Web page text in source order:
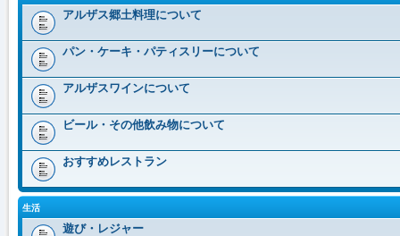
アルザス郷土料理について
パン・ケーキ・パティスリーについて
アルザスワインについて
ビール・その他飲み物について
おすすめレストラン
生活
遊び・レジャー